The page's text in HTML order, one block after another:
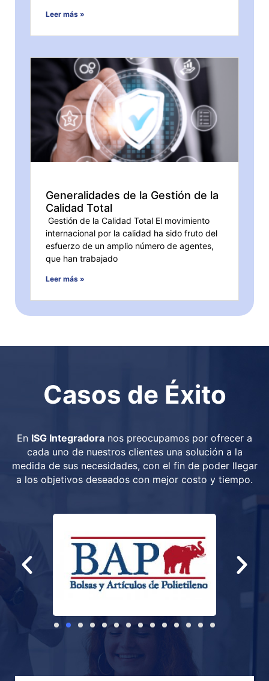
Leer más »
Generalidades de la Gestión de la
Calidad Total
Gestión de la Calidad Total El movimiento
internacional por la calidad ha sido fruto del
esfuerzo de un amplio número de agentes,
que han trabajado
Leer más »
Casos de Éxito
En ISG Integradora nos preocupamos por ofrecer a
cada uno de nuestros clientes una solución a la
medida de sus necesidades, con el fin de poder llegar
a los objetivos deseados con mejor costo y tiempo.